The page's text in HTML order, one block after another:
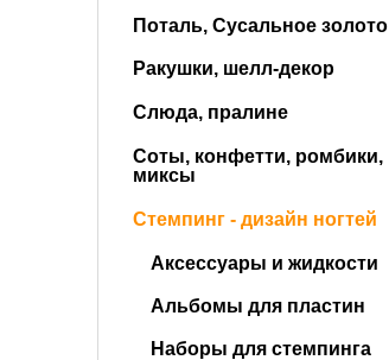
Поталь, Сусальное золото
Ракушки, шелл-декор
Слюда, пралине
Соты, конфетти, ромбики,
миксы
Стемпинг - дизайн ногтей
Аксессуары и жидкости
Альбомы для пластин
Наборы для стемпинга